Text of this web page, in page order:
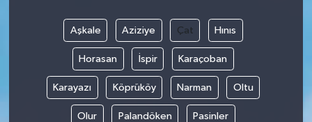
Aşkale Aziziye Çat Hınıs
Horasan İspir Karaçoban
Karayazı Köprüköy Narman Oltu
Olur Palandöken Pasinler